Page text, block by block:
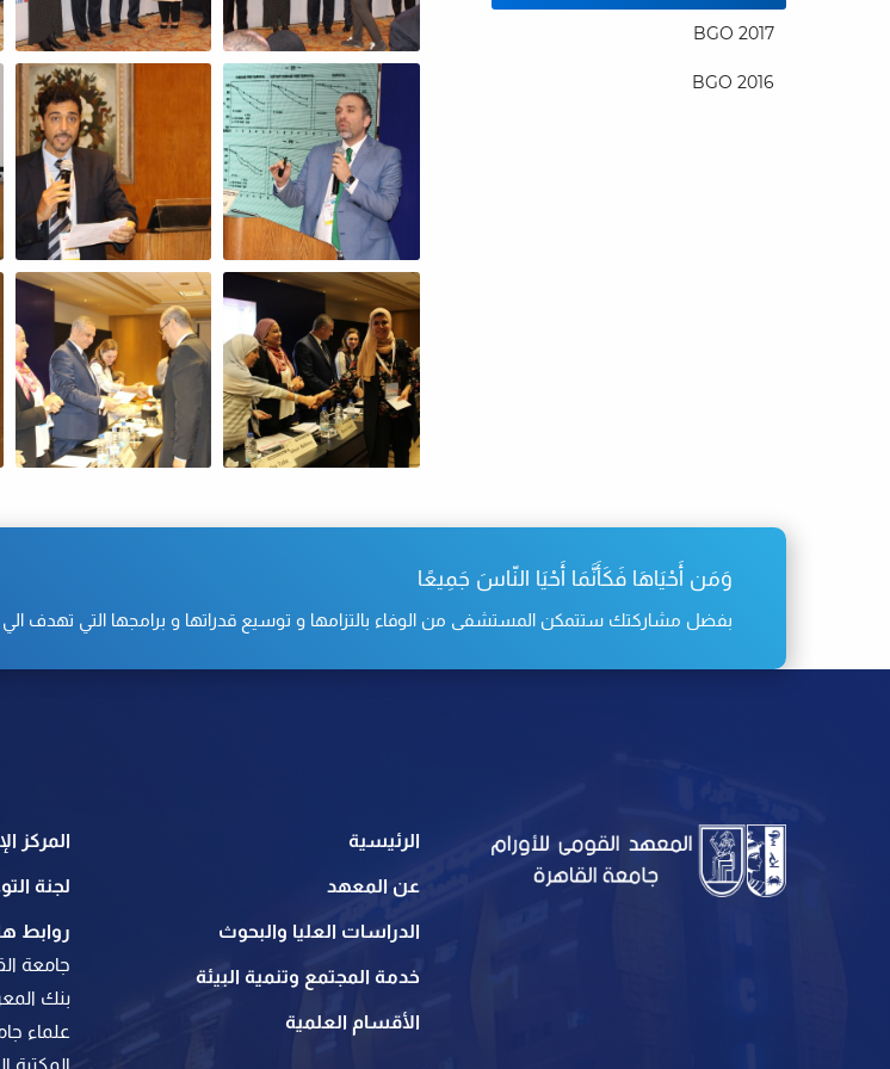
BGO 2017
BGO 2016
وَمَن أَحْيَاهَا فَكَأَنَّمَا أَحْيَا النّاسَ جَمِيعًا
بفضل مشاركتك ستتمكن المستشفى من الوفاء بالتزامها و توسيع قدراتها و برامجها التي تهدف الي
الرئيسية
عن المعهد
الدراسات العليا والبحوث
خدمة المجتمع وتنمية البيئة
الأقسام العلمية
المركز
لجنة
روابط
جامعة
بنك
علماء